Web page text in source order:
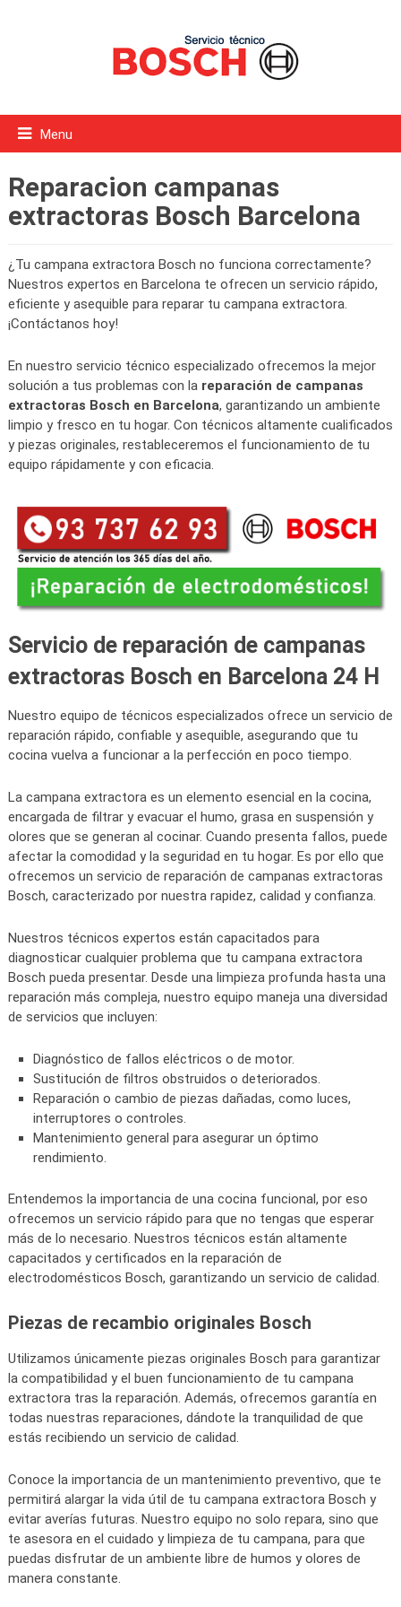
Menu
Reparacion campanas
extractoras Bosch Barcelona
¿Tu campana extractora Bosch no funciona correctamente?
Nuestros expertos en Barcelona te ofrecen un servicio rápido,
eficiente y asequible para reparar tu campana extractora.
¡Contáctanos hoy!
En nuestro servicio técnico especializado ofrecemos la mejor
solución a tus problemas con la reparación de campanas
extractoras Bosch en Barcelona, garantizando un ambiente
limpio y fresco en tu hogar. Con técnicos altamente cualificados
y piezas originales, restableceremos el funcionamiento de tu
equipo rápidamente y con eficacia.
Servicio de reparación de campanas
extractoras Bosch en Barcelona 24 H
Nuestro equipo de técnicos especializados ofrece un servicio de
reparación rápido, confiable y asequible, asegurando que tu
cocina vuelva a funcionar a la perfección en poco tiempo.
La campana extractora es un elemento esencial en la cocina,
encargada de filtrar y evacuar el humo, grasa en suspensión y
olores que se generan al cocinar. Cuando presenta fallos, puede
afectar la comodidad y la seguridad en tu hogar. Es por ello que
ofrecemos un servicio de reparación de campanas extractoras
Bosch, caracterizado por nuestra rapidez, calidad y confianza.
Nuestros técnicos expertos están capacitados para
diagnosticar cualquier problema que tu campana extractora
Bosch pueda presentar. Desde una limpieza profunda hasta una
reparación más compleja, nuestro equipo maneja una diversidad
de servicios que incluyen:
Diagnóstico de fallos eléctricos o de motor.
Sustitución de filtros obstruidos o deteriorados.
Reparación o cambio de piezas dañadas, como luces,
interruptores o controles.
Mantenimiento general para asegurar un óptimo
rendimiento.
Entendemos la importancia de una cocina funcional, por eso
ofrecemos un servicio rápido para que no tengas que esperar
más de lo necesario. Nuestros técnicos están altamente
capacitados y certificados en la reparación de
electrodomésticos Bosch, garantizando un servicio de calidad.
Piezas de recambio originales Bosch
Utilizamos únicamente piezas originales Bosch para garantizar
la compatibilidad y el buen funcionamiento de tu campana
extractora tras la reparación. Además, ofrecemos garantía en
todas nuestras reparaciones, dándote la tranquilidad de que
estás recibiendo un servicio de calidad.
Conoce la importancia de un mantenimiento preventivo, que te
permitirá alargar la vida útil de tu campana extractora Bosch y
evitar averías futuras. Nuestro equipo no solo repara, sino que
te asesora en el cuidado y limpieza de tu campana, para que
puedas disfrutar de un ambiente libre de humos y olores de
manera constante.